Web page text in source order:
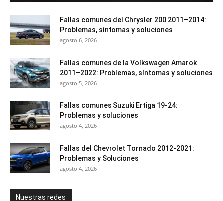
Fallas comunes del Chrysler 200 2011–2014:
Problemas, síntomas y soluciones
agosto 6, 2026
Fallas comunes de la Volkswagen Amarok
2011–2022: Problemas, síntomas y soluciones
agosto 5, 2026
Fallas comunes Suzuki Ertiga 19-24:
Problemas y soluciones
agosto 4, 2026
Fallas del Chevrolet Tornado 2012-2021:
Problemas y Soluciones
agosto 4, 2026
Nuestras redes